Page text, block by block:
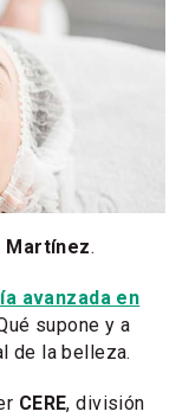
Martínez.
avanzada en
supone y a
de la belleza.
CERE, división